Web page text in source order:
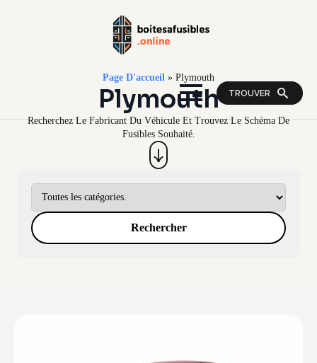
TROUVER
Page D'accueil » Plymouth
Plymouth
Recherchez Le Fabricant Du Véhicule Et Trouvez Le Schéma De
Fusibles Souhaité.